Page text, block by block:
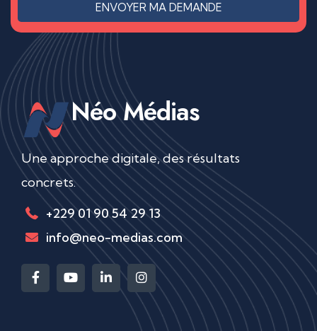
ENVOYER MA DEMANDE
Néo Médias
Une approche digitale, des résultats
concrets.
+229 01 90 54 29 13
info@neo-medias.com